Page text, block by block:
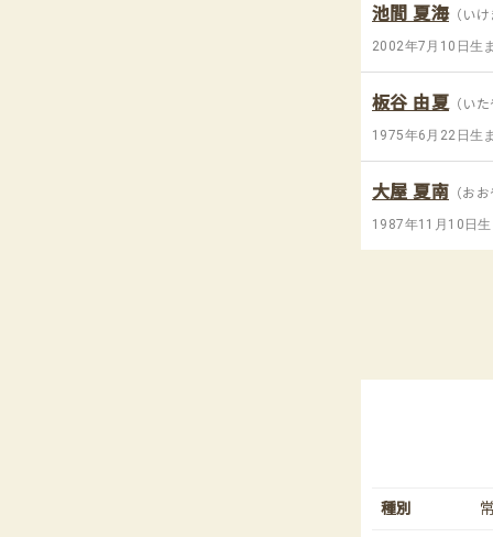
池間 夏海（い
2002年7月10日生
板谷 由夏 （い
1975年6月22日生
大屋 夏南 （お
1987年11月10日
種別